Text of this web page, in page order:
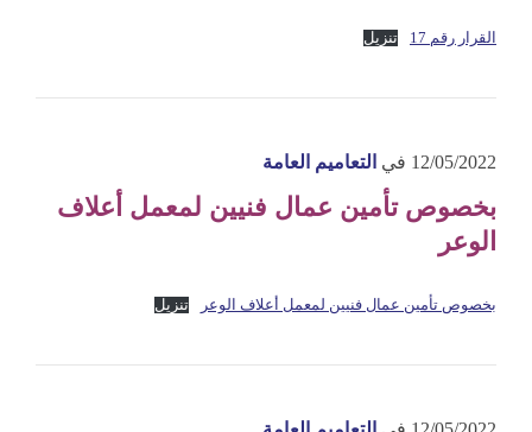
القرار رقم 17 تنزيل
12/05/2022 في التعاميم العامة
بخصوص تأمين عمال فنيين لمعمل أعلاف
الوعر
بخصوص تأمين عمال فنيين لمعمل أعلاف الوعر تنزيل